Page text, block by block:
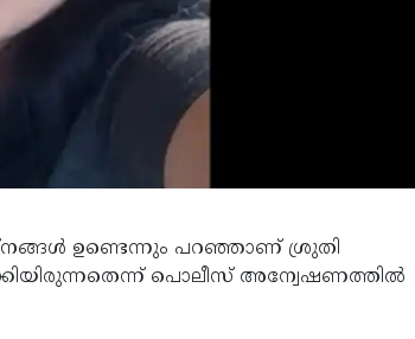
ഉണ്ടെന്നും പറഞ്ഞാണ് ശ്രുതി
പൊലീസ് അന്വേഷണത്തിൽ